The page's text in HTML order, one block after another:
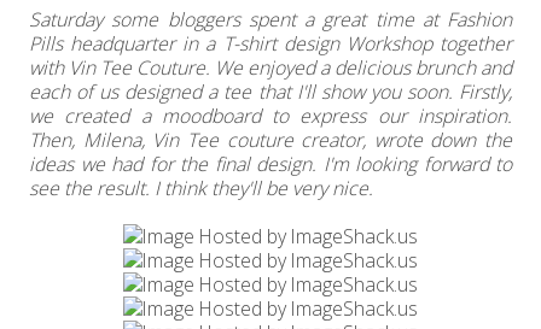
Saturday some bloggers spent a great time at Fashion
Pills headquarter in a T-shirt design Workshop together
with Vin Tee Couture. We enjoyed a delicious brunch and
each of us designed a tee that I'll show you soon. Firstly,
we created a moodboard to express our inspiration.
Then, Milena, Vin Tee couture creator, wrote down the
ideas we had for the final design. I'm looking forward to
see the result. I think they'll be very nice.